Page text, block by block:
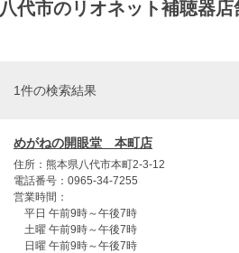
八代市のリオネット補聴器店
1件の検索結果
めがねの開眼堂 本町店
住所：熊本県八代市本町2-3-12
電話番号：0965-34-7255
営業時間：
平日 午前9時～午後7時
土曜 午前9時～午後7時
日曜 午前9時～午後7時